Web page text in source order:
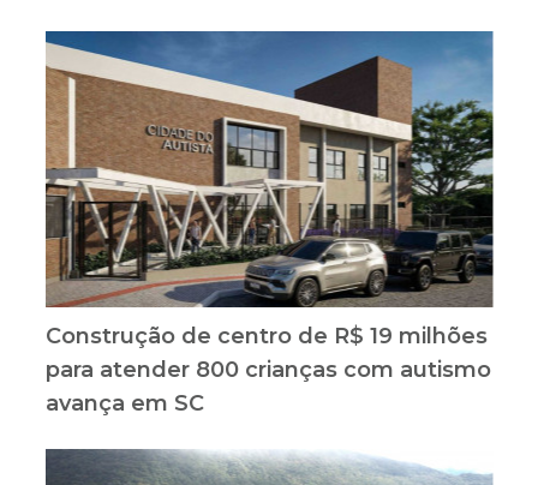
Construção de centro de R$ 19 milhões
para atender 800 crianças com autismo
avança em SC